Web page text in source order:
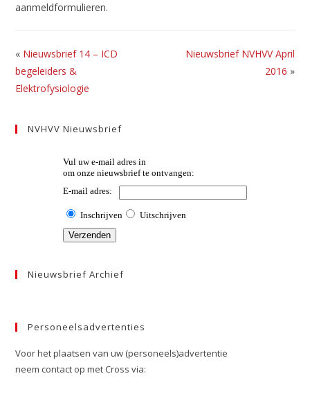
aanmeldformulieren.
« Nieuwsbrief 14 – ICD
begeleiders &
Elektrofysiologie
Nieuwsbrief NVHVV April
2016 »
NVHVV Nieuwsbrief
Nieuwsbrief Archief
Personeelsadvertenties
Voor het plaatsen van uw (personeels)advertentie
neem contact op met Cross via: